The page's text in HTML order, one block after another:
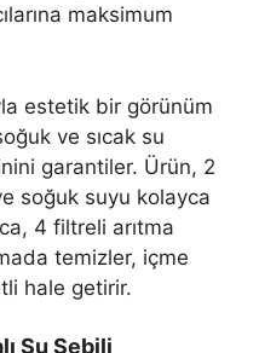
maksimum
estetik bir görünüm
ve sıcak su
garantiler. Ürün, 2
soğuk suyu kolayca
4 filtreli arıtma
temizler, içme
hale getirir.
Su Sebili